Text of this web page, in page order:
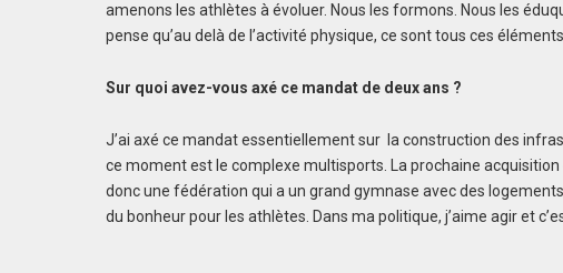
amenons les athlètes à évoluer. Nous les formons. Nous les
pense qu’au delà de l’activité physique, ce sont tous ces
Sur quoi avez-vous axé ce mandat de deux ans ?
J’ai axé ce mandat essentiellement sur la construction des
ce moment est le complexe multisports. La prochaine
donc une fédération qui a un grand gymnase avec des
du bonheur pour les athlètes. Dans ma politique, j’aime agir et